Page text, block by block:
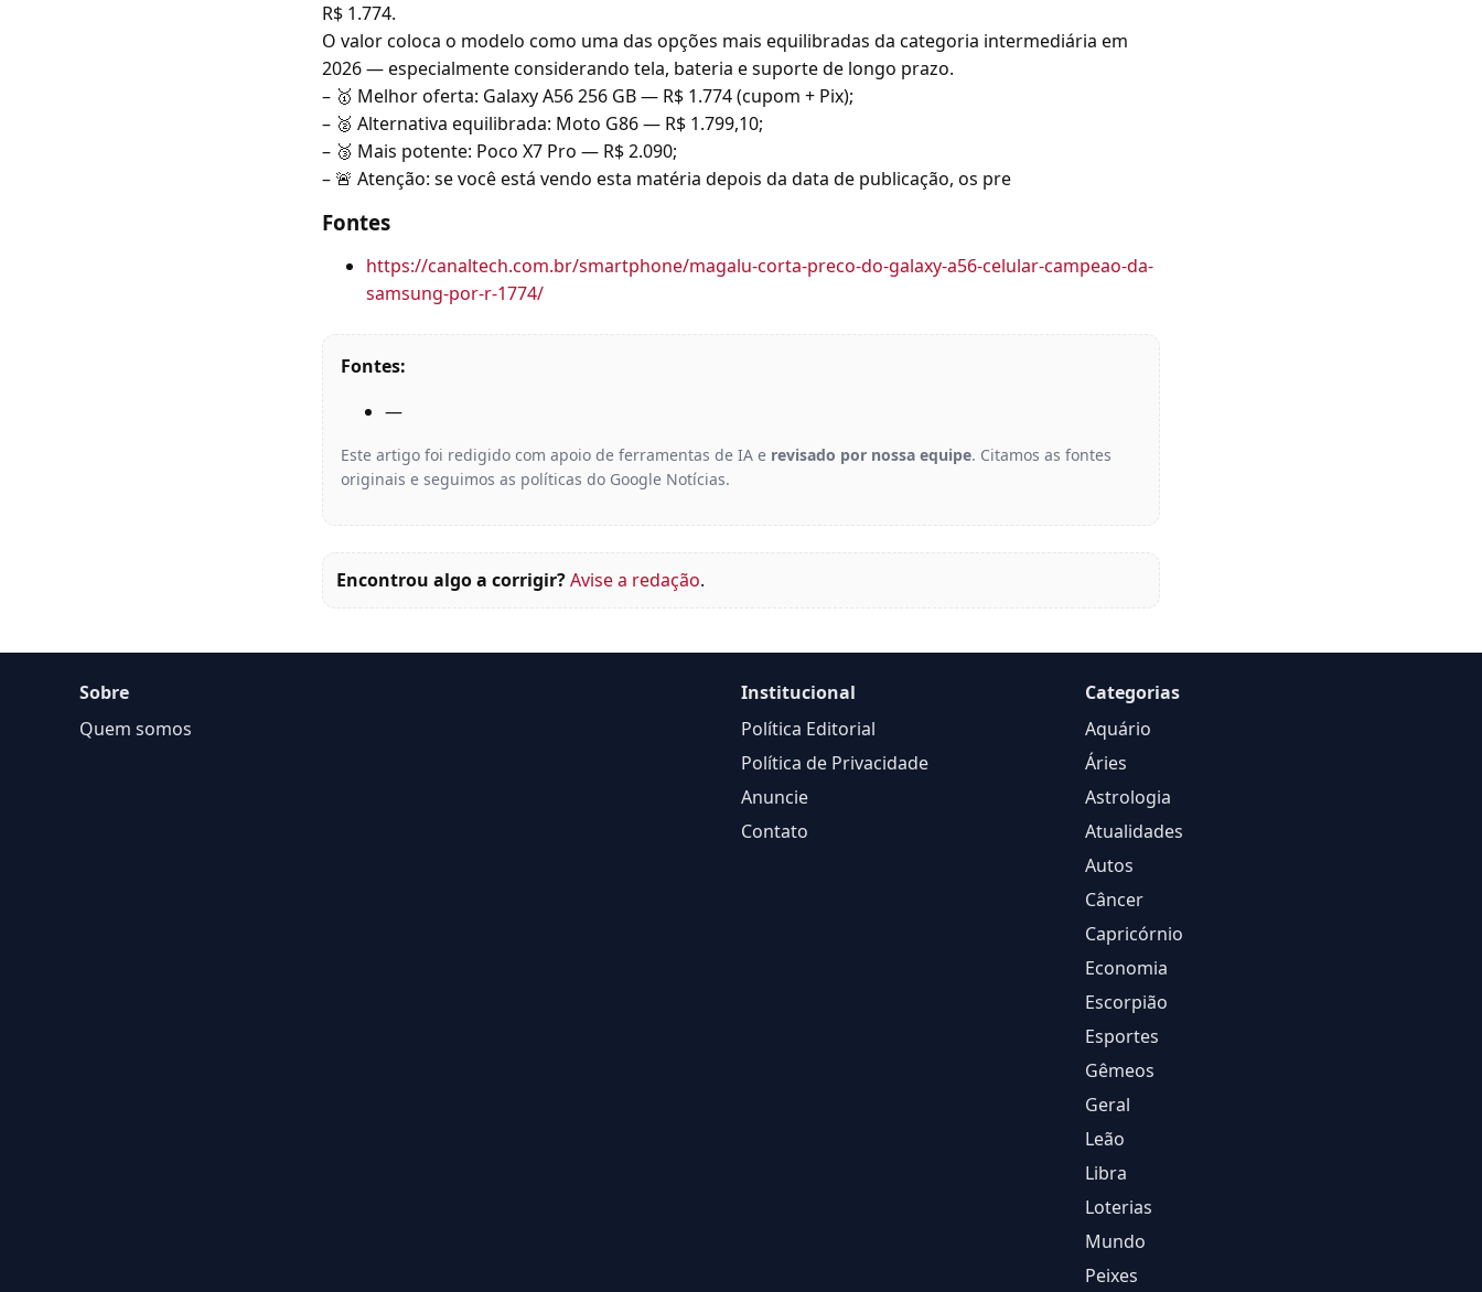
R$ 1.774.
O valor coloca o modelo como uma das opções mais equilibradas da categoria intermediária em
2026 — especialmente considerando tela, bateria e suporte de longo prazo.
– 🥇 Melhor oferta: Galaxy A56 256 GB — R$ 1.774 (cupom + Pix);
– 🥈 Alternativa equilibrada: Moto G86 — R$ 1.799,10;
– 🥉 Mais potente: Poco X7 Pro — R$ 2.090;
– 🚨 Atenção: se você está vendo esta matéria depois da data de publicação, os pre
Fontes
https://canaltech.com.br/smartphone/magalu-corta-preco-do-galaxy-a56-celular-campeao-da-
samsung-por-r-1774/
Fontes:
—
Este artigo foi redigido com apoio de ferramentas de IA e revisado por nossa equipe. Citamos as fontes
originais e seguimos as políticas do Google Notícias.
Encontrou algo a corrigir?Avise a redação.
Sobre
Quem somos
Institucional
Política Editorial
Política de Privacidade
Anuncie
Contato
Categorias
Aquário
Áries
Astrologia
Atualidades
Autos
Câncer
Capricórnio
Economia
Escorpião
Esportes
Gêmeos
Geral
Leão
Libra
Loterias
Mundo
Peixes